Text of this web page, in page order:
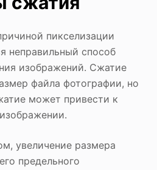
пикселизации
неправильный способ
изображений. Сжатие
файла фотографии, но
может привести к
увеличение размера
предельного